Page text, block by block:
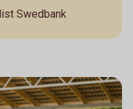
Swedbank